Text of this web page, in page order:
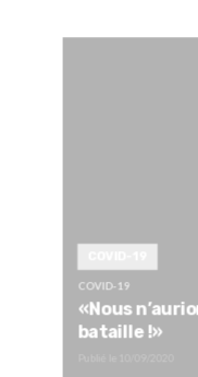
COVID-19
«Nous
bataille !»